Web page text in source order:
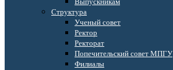
Структура
Ученый совет
Ректор
Ректорат
Попечительский совет МПГУ
Филиалы